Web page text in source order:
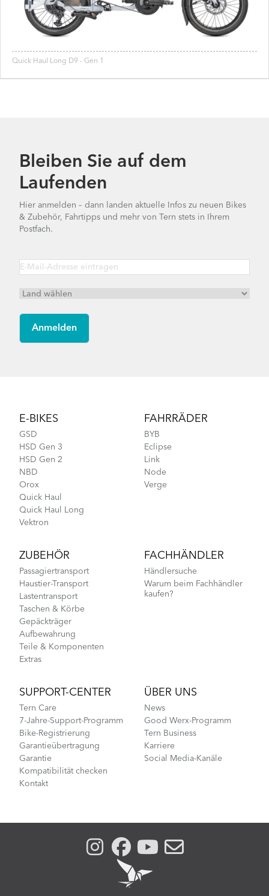
Quick Haul Long D9 - Gen 1
Bleiben Sie auf dem
Laufenden
Hier anmelden – dann landen aktuelle Infos zu neuen Bikes
& Zubehör, Fahrtipps und mehr von Tern stets in Ihrem
Postfach.
E-BIKES
GSD
HSD Gen 3
HSD Gen 2
NBD
Orox
Quick Haul
Quick Haul Long
Vektron
FAHRRÄDER
BYB
Eclipse
Link
Node
Verge
ZUBEHÖR
Passagiertransport
Haustier-Transport
Lastentransport
Taschen & Körbe
Gepäckträger
Aufbewahrung
Teile & Komponenten
Extras
FACHHÄNDLER
Händlersuche
Warum beim Fachhändler
kaufen?
SUPPORT-CENTER
Tern Care
7-Jahre-Support-Programm
Bike-Registrierung
Garantieübertragung
Garantie
Kompatibilität checken
Kontakt
ÜBER UNS
News
Good Werx-Programm
Tern Business
Karriere
Social Media-Kanäle